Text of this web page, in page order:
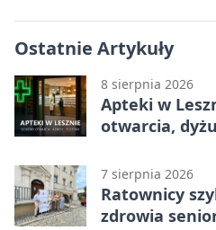
Ostatnie Artykuły
8 sierpnia 2026
Apteki w
otwarcia,
7 sierpnia 2026
Ratownicy
zdrowia